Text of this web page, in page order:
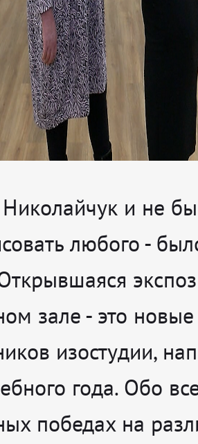
и не
любого -
зале - это
изостудии,
года. Обо
победах на